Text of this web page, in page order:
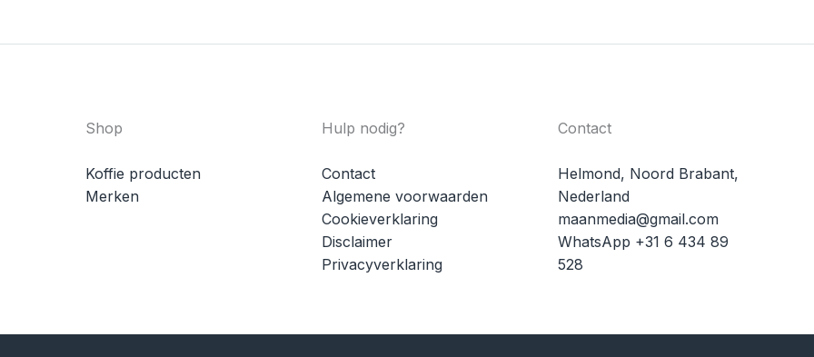
Shop
Koffie producten
Merken
Hulp nodig?
Contact
Algemene voorwaarden
Cookieverklaring
Disclaimer
Privacyverklaring
Contact
Helmond, Noord Brabant,
Nederland
maanmedia@gmail.com
WhatsApp +31 6 434 89
528